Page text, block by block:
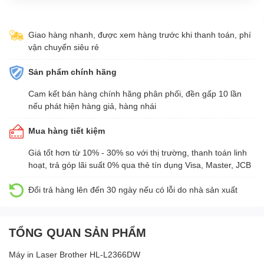
Giao hàng nhanh, được xem hàng trước khi thanh toán, phí
vận chuyển siêu rẻ
Sản phẩm chính hãng
Cam kết bán hàng chính hãng phân phối, đền gấp 10 lần
nếu phát hiện hàng giả, hàng nhái
Mua hàng tiết kiệm
Giá tốt hơn từ 10% - 30% so với thị trường, thanh toán linh
hoạt, trả góp lãi suất 0% qua thẻ tín dụng Visa, Master, JCB
Đổi trả hàng lên đến 30 ngày nếu có lỗi do nhà sản xuất
TỔNG QUAN SẢN PHẨM
Máy in Laser Brother HL-L2366DW